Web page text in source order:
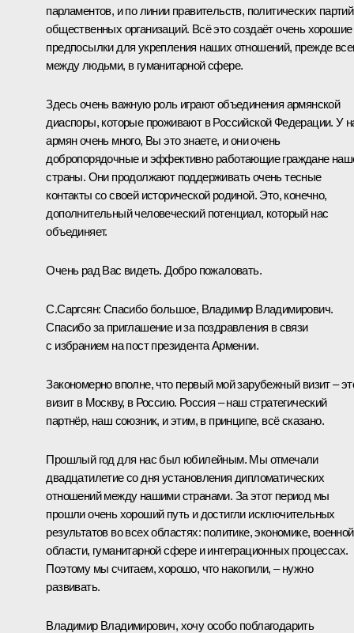
парламентов, и по линии правительств, политических
общественных организаций. Всё это создаёт очень хорошие
предпосылки для укрепления наших отношений, прежде
между людьми, в гуманитарной сфере.
Здесь очень важную роль играют объединения армянской
диаспоры, которые проживают в Российской Федерации. У
армян очень много, Вы это знаете, и они очень
добропорядочные и эффективно работающие граждане
страны. Они продолжают поддерживать очень тесные
контакты со своей исторической родиной. Это, конечно,
дополнительный человеческий потенциал, который нас
объединяет.
Очень рад Вас видеть. Добро пожаловать.
С.Саргсян: Спасибо большое, Владимир Владимирович.
Спасибо за приглашение и за поздравления в связи
с избранием на пост президента Армении.
Закономерно вполне, что первый мой зарубежный визит –
визит в Москву, в Россию. Россия – наш стратегический
партнёр, наш союзник, и этим, в принципе, всё сказано.
Прошлый год для нас был юбилейным. Мы отмечали
двадцатилетие со дня установления дипломатических
отношений между нашими странами. За этот период мы
прошли очень хороший путь и достигли исключительных
результатов во всех областях: политике, экономике, военной
области, гуманитарной сфере и интеграционных процессах.
Поэтому мы считаем, хорошо, что накопили, – нужно
развивать.
Владимир Владимирович, хочу особо поблагодарить